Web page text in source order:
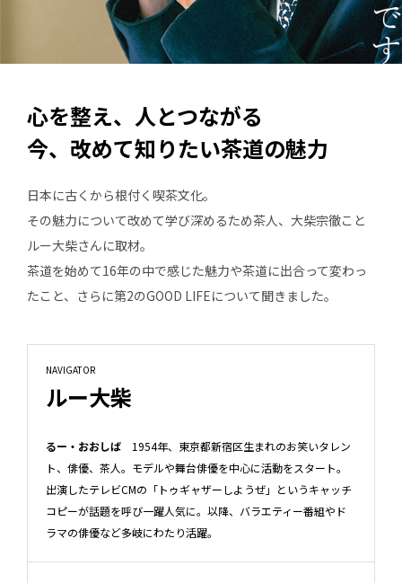
心を整え、人とつながる
今、改めて知りたい茶道の魅力
日本に古くから根付く喫茶文化。
その魅力について改めて学び深めるため茶人、大柴宗徹こと
ルー大柴さんに取材。
茶道を始めて16年の中で感じた魅力や茶道に出合って変わっ
たこと、さらに第2のGOOD LIFEについて聞きました。
NAVIGATOR
ルー大柴
るー・おおしば
1954年、東京都新宿区生まれのお笑いタレン
ト、俳優、茶人。モデルや舞台俳優を中心に活動をスタート。
出演したテレビCMの「トゥギャザーしようぜ」というキャッチ
コピーが話題を呼び一躍人気に。以降、バラエティー番組やド
ラマの俳優など多岐にわたり活躍。